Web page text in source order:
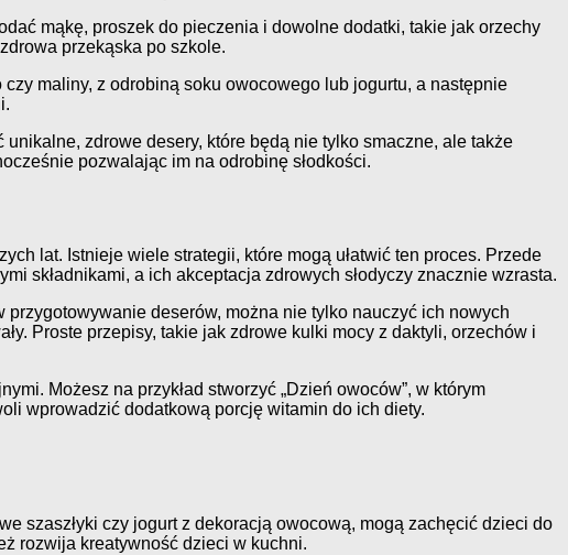
mąkę, proszek do pieczenia i dowolne dodatki, takie jak orzechy
przekąska po szkole.
maliny, z odrobiną soku owocowego lub jogurtu, a następnie
zdrowe desery, które będą nie tylko smaczne, ale także
pozwalając im na odrobinę słodkości.
lat. Istnieje wiele strategii, które mogą ułatwić ten proces. Przede
składnikami, a ich akceptacja zdrowych słodyczy znacznie wzrasta.
deserów, można nie tylko nauczyć ich nowych
Proste przepisy, takie jak zdrowe kulki mocy z daktyli, orzechów i
Możesz na przykład stworzyć „Dzień owoców”, w którym
wprowadzić dodatkową porcję witamin do ich diety.
szaszłyki czy jogurt z dekoracją owocową, mogą zachęcić dzieci do
rozwija kreatywność dzieci w kuchni.